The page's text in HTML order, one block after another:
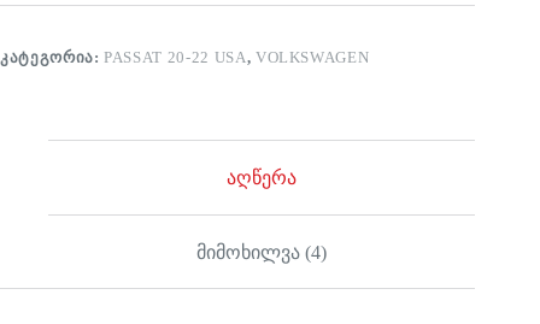
ᲙᲐᲢᲔᲒᲝᲠᲘᲐ:PASSAT 20-22 USA, VOLKSWAGEN
აღწერა
მიმოხილვა (4)